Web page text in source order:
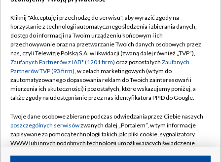
TVP
Abonament TVP
Emisja w TVP
Centrum informacji TVP
Naziemna Telewizja Cyfrowa
Rada Programowa
System NOS
Informacje o nadawcy
Regulamin TVP
Polityka prywatności
Moje zgody
Pomoc
Kontakt
Kanały
Kliknij "Akceptuję i przechodzę do serwisu", aby wyrazić zgody na
korzystanie z technologii automatycznego śledzenia i zbierania danych,
dostęp do informacji na Twoim urządzeniu końcowym i ich
przechowywanie oraz na przetwarzanie Twoich danych osobowych przez
nas, czyli Telewizję Polską S.A. w likwidacji (zwaną dalej również „TVP”),
Zaufanych Partnerów z IAB* (1201 firm) oraz pozostałych Zaufanych
Partnerów TVP (93 firm), w celach marketingowych (w tym do
zautomatyzowanego dopasowania reklam do Twoich zainteresowań i
mierzenia ich skuteczności) i pozostałych, które wskazujemy poniżej, a
także zgody na udostępnianie przez nas identyfikatora PPID do Google.
Twoje dane osobowe zbierane podczas odwiedzania przez Ciebie naszych
poszczególnych serwisówzwanych dalej „Portalem”, w tym informacje
zapisywane za pomocą technologii takich jak: pliki cookie, sygnalizatory
WWW lub innych podobnych technologii umożliwiających świadczenie